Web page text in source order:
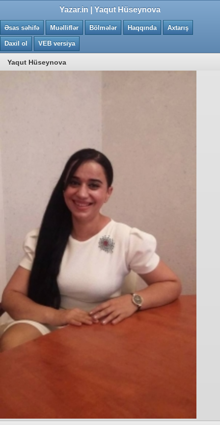
Yazar.in | Yaqut Hüseynova
Əsas səhifə Muəlliflər Bölmələr Haqqında Axtarış
Daxil ol VEB versiya
Yaqut Hüseynova